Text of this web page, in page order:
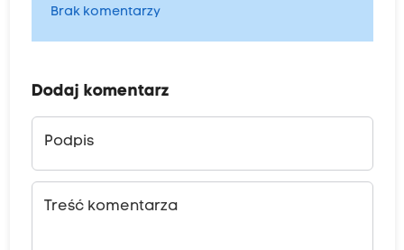
Brak komentarzy
Dodaj komentarz
Podpis
Treść komentarza